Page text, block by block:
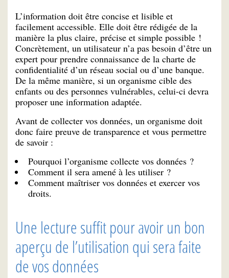
L’information doit être concise et lisible et
facilement accessible. Elle doit être rédigée de la
manière la plus claire, précise et simple possible !
Concrètement, un utilisateur n’a pas besoin d’être un
expert pour prendre connaissance de la charte de
confidentialité d’un réseau social ou d’une banque.
De la même manière, si un organisme cible des
enfants ou des personnes vulnérables, celui-ci devra
proposer une information adaptée.
Avant de collecter vos données, un organisme doit
donc faire preuve de transparence et vous permettre
de savoir :
Pourquoi l’organisme collecte vos données ?
Comment il sera amené à les utiliser ?
Comment maîtriser vos données et exercer vos
droits.
Une lecture suffit pour avoir un bon
aperçu de l’utilisation qui sera faite
de vos données